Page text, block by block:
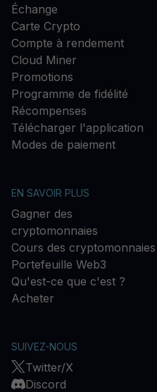
Échange
Carte Crypto
Compte à rendement
Cloud Miner
Promotions
Programme de fidélité
Récompenses
Télécharger l'application
Modes de paiement
EN SAVOIR PLUS
Gagner des
cryptomonnaies
Cours des cryptomonnaies
Portefeuille Web3
Qu'est-ce que c'est ?
Acheter
SUIVEZ-NOUS
Twitter/X
Discord